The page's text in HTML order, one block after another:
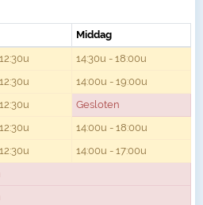
Middag
14:30u - 18:00u
14:00u - 19:00u
Gesloten
14:00u - 18:00u
14:00u - 17:00u